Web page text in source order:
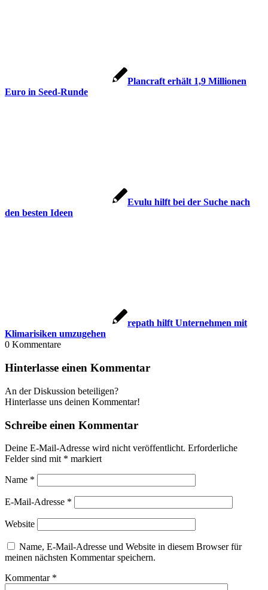
Plancraft erhält 1,9 Millionen
Euro in Seed-Runde
Evulu hilft bei der Suche nach
den besten Ideen
repath hilft Unternehmen mit
Klimarisiken umzugehen
0 Kommentare
Hinterlasse einen Kommentar
An der Diskussion beteiligen?
Hinterlasse uns deinen Kommentar!
Schreibe einen Kommentar
Deine E-Mail-Adresse wird nicht veröffentlicht. Erforderliche
Felder sind mit * markiert
Name *
E-Mail-Adresse *
Website
Name, E-Mail-Adresse und Website in diesem Browser für
meinen nächsten Kommentar speichern.
Kommentar *